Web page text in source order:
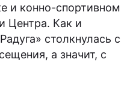
и конно-спортивном
Центра. Как и
столкнулась с
а значит, с